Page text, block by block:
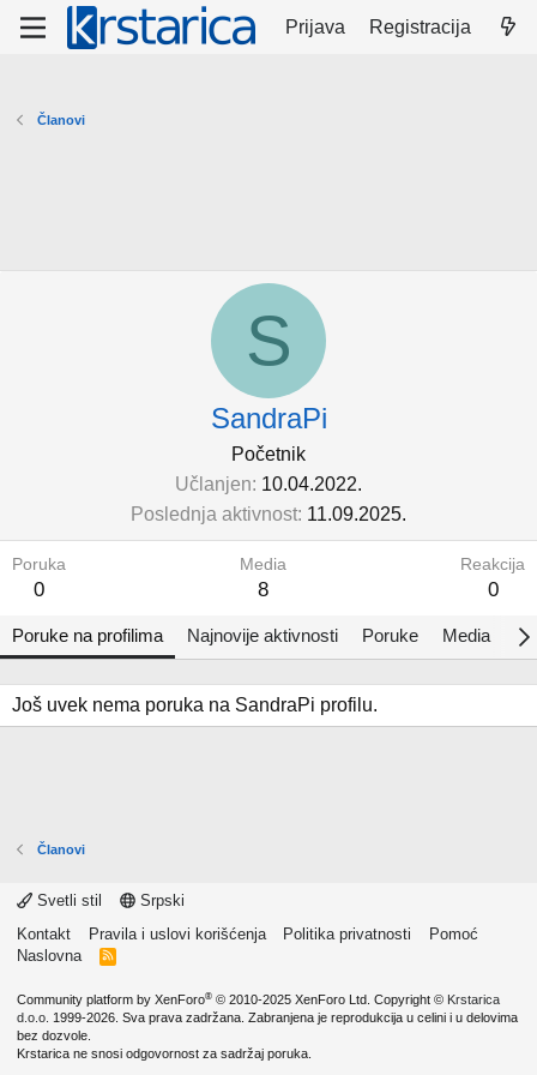
Prijava Registracija
Članovi
S
SandraPi
Početnik
Učlanjen 10.04.2022.
Poslednja aktivnost 11.09.2025.
Poruka
0
Media
8
Reakcija
0
Poruke na profilima Najnovije aktivnosti Poruke Media
Još uvek nema poruka na SandraPi profilu.
Članovi
Svetli stil
Srpski
Kontakt
Pravila i uslovi korišćenja Politika privatnosti
Pomoć
Naslovna
R
Community platform by XenForo® © 2010-2025 XenForo Ltd. Copyright © Krstarica
d.o.o. 1999-2026. Sva prava zadržana. Zabranjena je reprodukcija u celini i u delovima
bez dozvole.
Krstarica ne snosi odgovornost za sadržaj poruka.